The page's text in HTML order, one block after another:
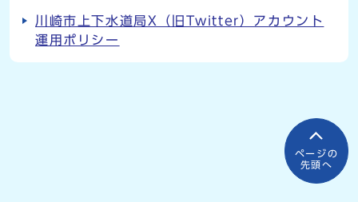
川崎市上下水道局X（旧Twitter）アカウント
運用ポリシー
ページの
先頭へ